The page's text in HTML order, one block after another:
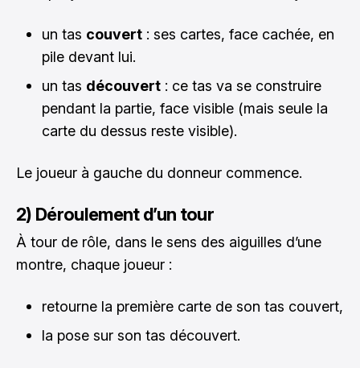
un tas couvert : ses cartes, face cachée, en
pile devant lui.
un tas découvert : ce tas va se construire
pendant la partie, face visible (mais seule la
carte du dessus reste visible).
Le joueur à gauche du donneur commence.
2) Déroulement d’un tour
À tour de rôle, dans le sens des aiguilles d’une
montre, chaque joueur :
retourne la première carte de son tas couvert,
la pose sur son tas découvert.